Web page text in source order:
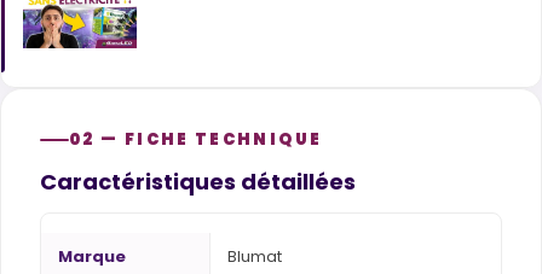
02 — FICHE TECHNIQUE
Caractéristiques détaillées
Marque Blumat